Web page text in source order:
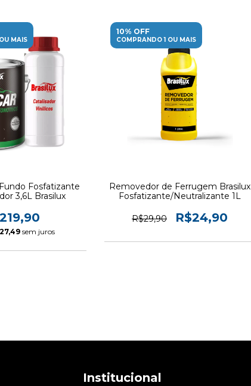
MAIS
Fosfatizante
3,6L Brasilux
sem juros
10% OFF
COMPRANDO 1 OU MAIS
Removedor de Ferrugem Brasilux
Fosfatizante/Neutralizante 1L
R$29,90 R$24,90
Institucional